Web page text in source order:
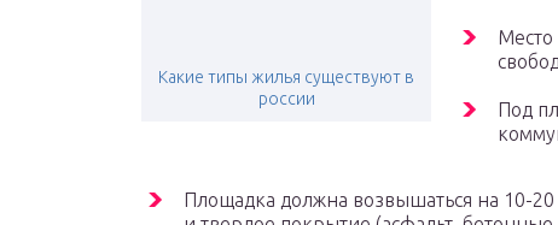
Какие типы жилья существуют в
россии
Место
Под
Площадка должна возвышаться на 10-